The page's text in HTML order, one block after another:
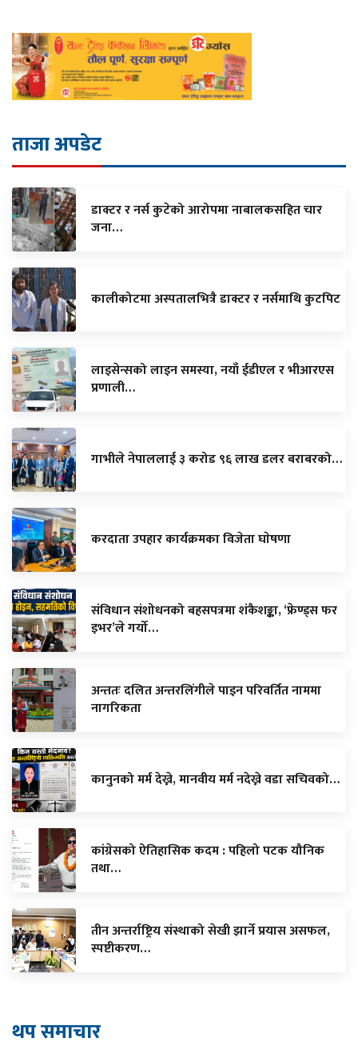
ताजा अपडेट
डाक्टर र नर्स कुटेको आरोपमा नाबालकसहित चार
जना…
कालीकोटमा अस्पतालभित्रै डाक्टर र नर्समाथि कुटपिट
लाइसेन्सको लाइन समस्या, नयाँ ईडीएल र भीआरएस
प्रणाली…
गाभीले नेपाललाई ३ करोड ९६ लाख डलर बराबरको…
करदाता उपहार कार्यक्रमका विजेता घाेषणा
संविधान संशोधनको बहसपत्रमा शंकैशङ्का, ‘फ्रेण्ड्स फर
इभर’ले गर्यो…
अन्ततः दलित अन्तरलिंगीले पाइन परिवर्तित नाममा
नागरिकता
कानुनको मर्म देख्ने, मानवीय मर्म नदेख्ने वडा सचिवको…
कांग्रेसको ऐतिहासिक कदम : पहिलो पटक यौनिक
तथा…
तीन अन्तर्राष्ट्रिय संस्थाको सेखी झार्ने प्रयास असफल,
स्पष्टीकरण…
थप समाचार